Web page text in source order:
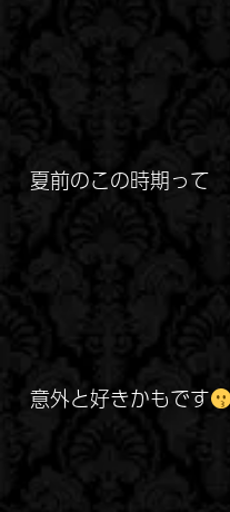
夏前のこの時期って
意外と好きかもです